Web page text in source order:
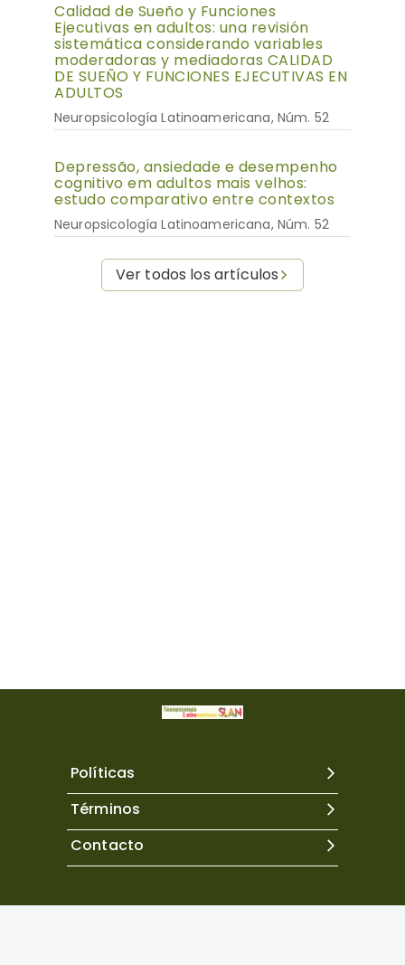
Calidad de Sueño y Funciones
Ejecutivas en adultos: una revisión
sistemática considerando variables
moderadoras y mediadoras CALIDAD
DE SUEÑO Y FUNCIONES EJECUTIVAS EN
ADULTOS
Neuropsicología Latinoamericana, Núm. 52
Depressão, ansiedade e desempenho
cognitivo em adultos mais velhos:
estudo comparativo entre contextos
Neuropsicología Latinoamericana, Núm. 52
Ver todos los artículos
Políticas
Términos
Contacto